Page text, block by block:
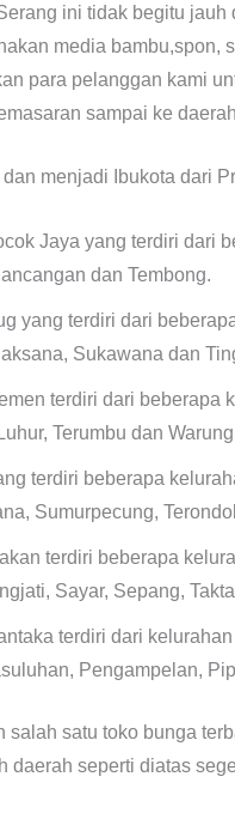
ini tidak begitu
media bambu,spon,
para pelanggan kami
sampai ke
menjadi Ibukota dari
Jaya yang terdiri dari
dan Tembong.
yang terdiri dari
Sukawana dan
terdiri dari beberapa
Terumbu dan
terdiri beberapa
Sumurpecung,
terdiri beberapa
Sayar, Sepang,
terdiri dari
Pengampelan,
salah satu toko bunga
daerah seperti diatas